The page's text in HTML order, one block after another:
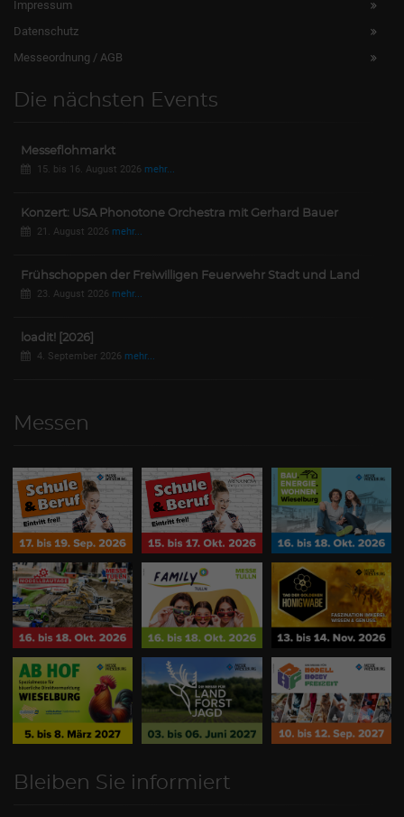
Impressum
Datenschutz
Messeordnung / AGB
Die nächsten Events
Messeflohmarkt
15. bis 16. August 2026 mehr...
Konzert: USA Phonotone Orchestra mit Gerhard Bauer
21. August 2026 mehr...
Frühschoppen der Freiwilligen Feuerwehr Stadt und Land
23. August 2026 mehr...
loadit! [2026]
4. September 2026 mehr...
Messen
Bleiben Sie informiert